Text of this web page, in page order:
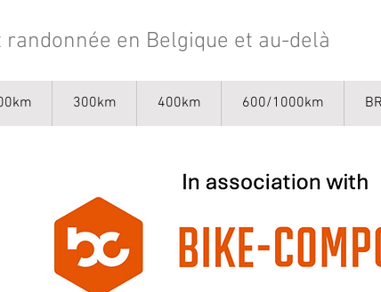
en Belgique et au-delà
300km 400km 600/1000km